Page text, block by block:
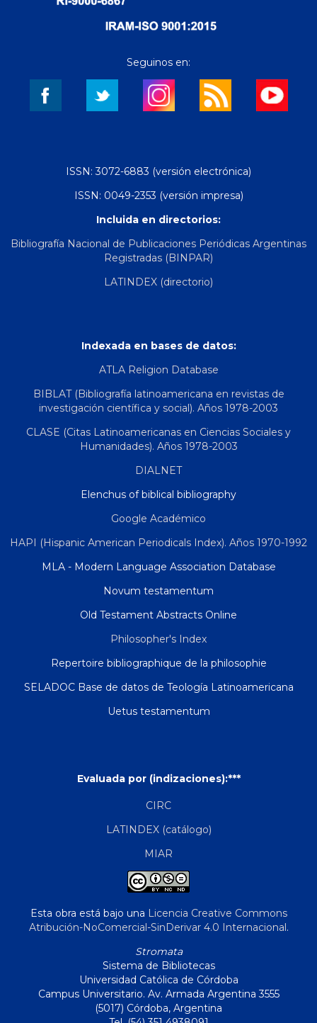
Seguinos en:
ISSN: 3072-6883 (versión electrónica)
ISSN: 0049-2353 (versión impresa)
Incluida en directorios:
Bibliografía Nacional de Publicaciones Periódicas Argentinas
Registradas (BINPAR)
LATINDEX (directorio)
Indexada en bases de datos:
ATLA Religion Database
BIBLAT (Bibliografía latinoamericana en revistas de
investigación científica y social). Años 1978-2003
CLASE (Citas Latinoamericanas en Ciencias Sociales y
Humanidades). Años 1978-2003
DIALNET
Elenchus of biblical bibliography
Google Académico
HAPI (Hispanic American Periodicals Index). Años 1970-1992
MLA - Modern Language Association Database
Novum testamentum
Old Testament Abstracts Online
Philosopher's Index
Repertoire bibliographique de la philosophie
SELADOC Base de datos de Teología Latinoamericana
Uetus testamentum
Evaluada por (indizaciones):***
CIRC
LATINDEX (catálogo)
MIAR
Esta obra está bajo una Licencia Creative Commons
Atribución-NoComercial-SinDerivar 4.0 Internacional.
Stromata
Sistema de Bibliotecas
Universidad Católica de Córdoba
Campus Universitario. Av. Armada Argentina 3555
(5017) Córdoba, Argentina